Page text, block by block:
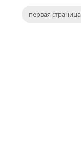
первая страница